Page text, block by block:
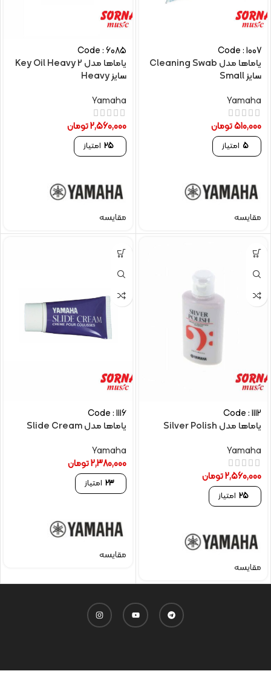
Code : 1007
یاماها مدل Cleaning Swab
سایز Small
Yamaha
510,000تومان
5 امتیاز
مقایسه
Code : 6085
یاماها مدل Key Oil Heavy 2
سایز Heavy
Yamaha
2,560,000تومان
25 امتیاز
مقایسه
Code : 1112
یاماها مدل Silver Polish
Yamaha
2,560,000تومان
25 امتیاز
مقایسه
Code : 1116
یاماها مدل Slide Cream
Yamaha
2,380,000تومان
23 امتیاز
مقایسه